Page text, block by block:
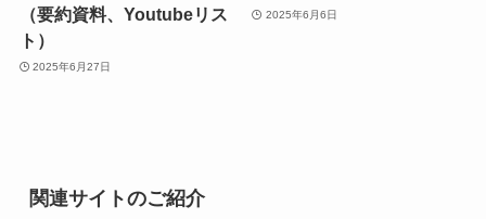
（要約資料、Youtubeリス
ト）
2025年6月27日
2025年6月6日
関連サイトのご紹介